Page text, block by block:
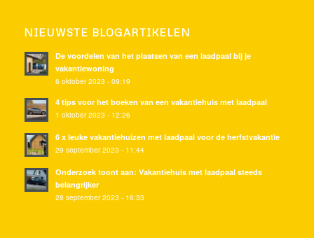
NIEUWSTE BLOGARTIKELEN
De voordelen van het plaatsen van een laadpaal bij je
vakantiewoning
6 oktober 2023 - 09:19
4 tips voor het boeken van een vakantiehuis met laadpaal
1 oktober 2023 - 12:26
6 x leuke vakantiehuizen met laadpaal voor de herfstvakantie
29 september 2023 - 11:44
Onderzoek toont aan: Vakantiehuis met laadpaal steeds
belangrijker
28 september 2023 - 16:33